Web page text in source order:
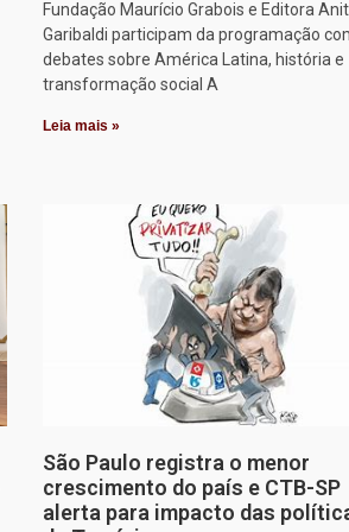
Fundação Maurício Grabois e Editora
Garibaldi participam da programação
debates sobre América Latina, história e
transformação social A
Leia mais »
São Paulo registra o menor
crescimento do país e CTB-SP
alerta para impacto das